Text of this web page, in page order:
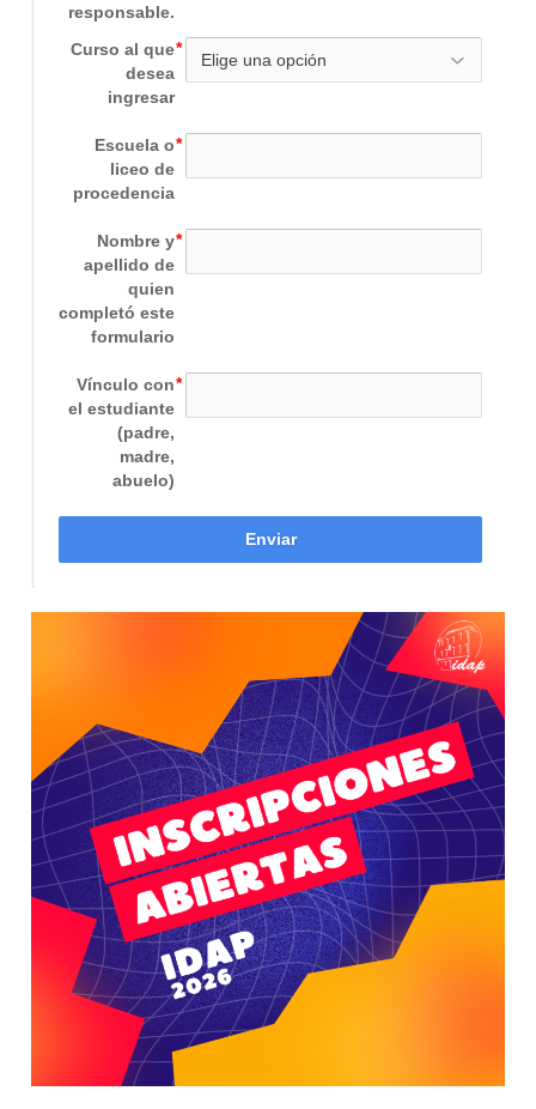
responsable.
Curso al que
desea
ingresar
Escuela o
liceo de
procedencia
Nombre y
apellido de
quien
completó este
formulario
Vínculo con
el estudiante
(padre,
madre,
abuelo)
Enviar